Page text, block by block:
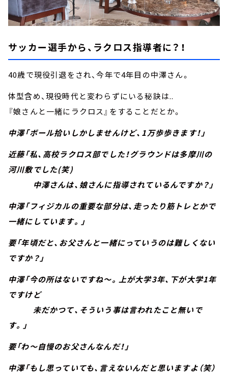
サッカー選手から、ラクロス指導者に？！
40歳で現役引退をされ、今年で4年目の中澤さん。
体型含め、現役時代と変わらずにいる秘訣は..
『娘さんと一緒にラクロス』をすることだとか。
中澤「ボール拾いしかしませんけど、1万歩歩きます！」
近藤「私、高校ラクロス部でした！グラウンドは多摩川の
河川敷でした(笑)
中澤さんは、娘さんに指導されているんですか？」
中澤「フィジカルの重要な部分は、走ったり筋トレとかで
一緒にしています。」
要「年頃だと、お父さんと一緒にっていうのは難しくない
ですか？」
中澤「今の所はないですね～。上が大学3年、下が大学1年
ですけど
未だかつて、そういう事は言われたこと無いで
す。」
要「わ～自慢のお父さんなんだ！」
中澤「もし思っていても、言えないんだと思いますよ（笑）